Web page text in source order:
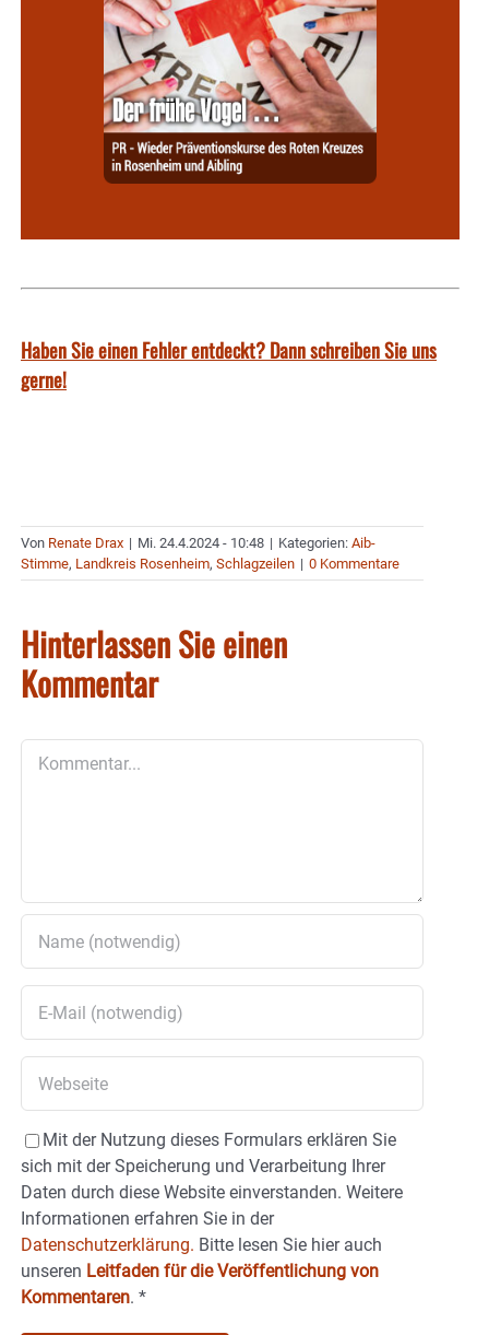
Haben Sie einen Fehler entdeckt? Dann schreiben Sie uns
gerne!
Von Renate Drax | Mi. 24.4.2024 - 10:48 | Kategorien: Aib-
Stimme, Landkreis Rosenheim, Schlagzeilen | 0 Kommentare
Hinterlassen Sie einen
Kommentar
Mit der Nutzung dieses Formulars erklären Sie
sich mit der Speicherung und Verarbeitung Ihrer
Daten durch diese Website einverstanden. Weitere
Informationen erfahren Sie in der
Datenschutzerklärung. Bitte lesen Sie hier auch
unseren Leitfaden für die Veröffentlichung von
Kommentaren. *